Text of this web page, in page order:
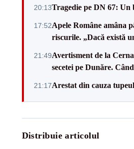
20:13Tragedie pe DN 67:
17:52Apele Române amâna
riscurile. „Dacă există
21:49Avertisment de la
secetei pe Dunăre.
21:17Arestat din cauza
Distribuie articolul